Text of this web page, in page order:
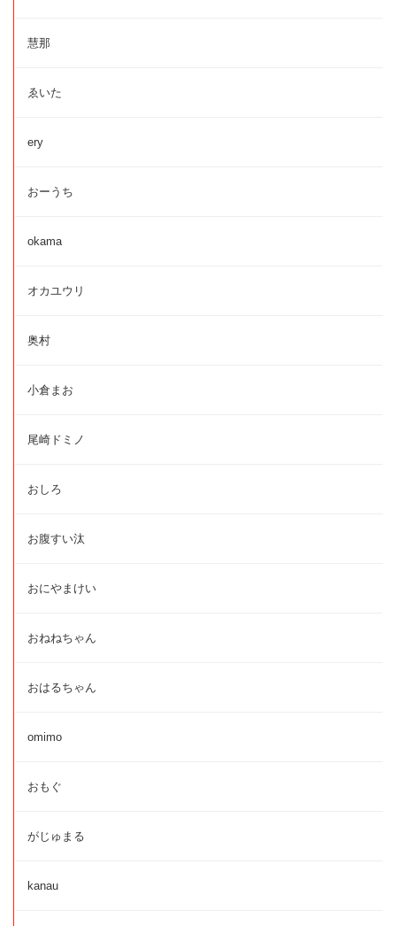
慧那
ゑいた
ery
おーうち
okama
オカユウリ
奥村
小倉まお
尾崎ドミノ
おしろ
お腹すい汰
おにやまけい
おねねちゃん
おはるちゃん
omimo
おもぐ
がじゅまる
kanau